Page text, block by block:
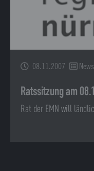
08.11.2007 News
Ratssitzung am
Rat der EMN will